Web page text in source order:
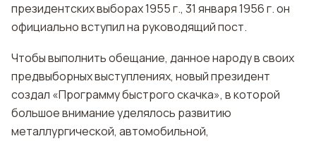
президентских выборах 1955 г., 31 января 1956 г. он
официально вступил на руководящий пост.
Чтобы выполнить обещание, данное народу в своих
предвыборных выступлениях, новый президент
создал «Программу быстрого скачка», в которой
большое внимание уделялось развитию
металлургической, автомобильной,